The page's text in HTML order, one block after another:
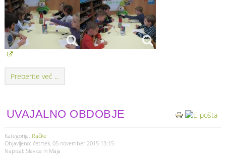
Preberite več ...
UVAJALNO OBDOBJE
Kategorija: Račke
Objavljeno: četrtek, 05 november 2015 13:15
Napisal: Slavica in Maja